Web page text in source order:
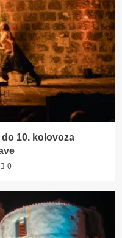
10. kolovoza
0